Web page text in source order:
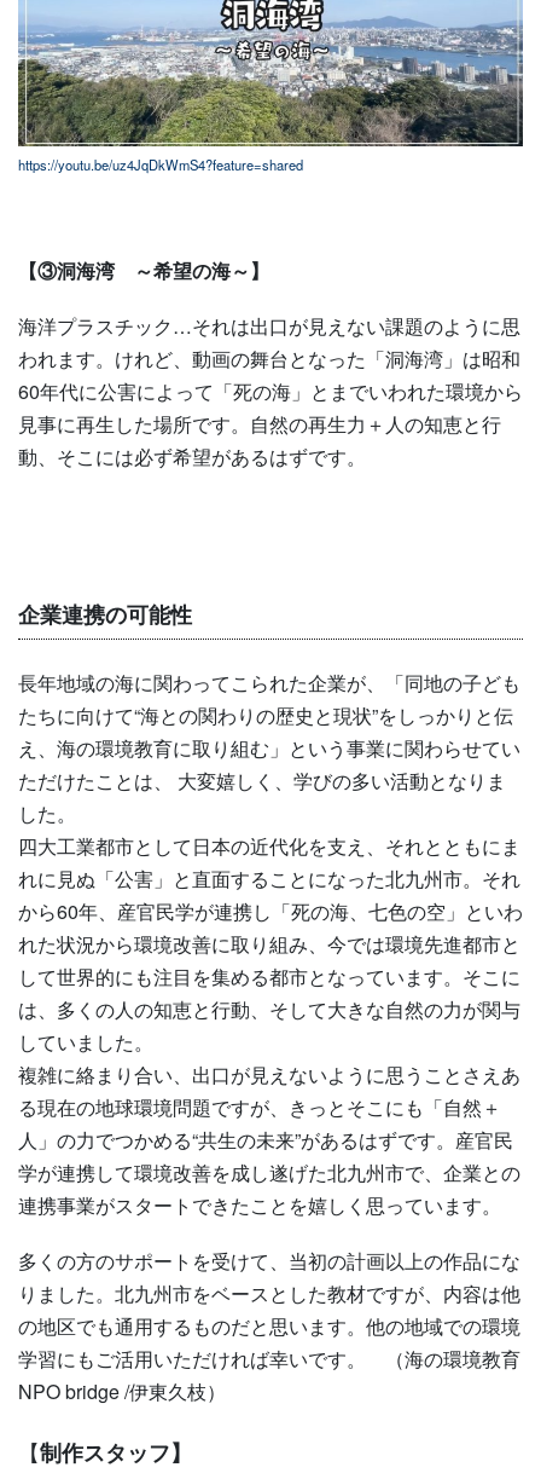
https://youtu.be/uz4JqDkWmS4?feature=shared
【③洞海湾 ～希望の海～】
海洋プラスチック…それは出口が見えない課題のように思
われます。けれど、動画の舞台となった「洞海湾」は昭和
60年代に公害によって「死の海」とまでいわれた環境から
見事に再生した場所です。自然の再生力＋人の知恵と行
動、そこには必ず希望があるはずです。
企業連携の可能性
長年地域の海に関わってこられた企業が、「同地の子ども
たちに向けて“海との関わりの歴史と現状”をしっかりと伝
え、海の環境教育に取り組む」という事業に関わらせてい
ただけたことは、 大変嬉しく、学びの多い活動となりま
した。
四大工業都市として日本の近代化を支え、それとともにま
れに見ぬ「公害」と直面することになった北九州市。それ
から60年、産官民学が連携し「死の海、七色の空」といわ
れた状況から環境改善に取り組み、今では環境先進都市と
して世界的にも注目を集める都市となっています。そこに
は、多くの人の知恵と行動、そして大きな自然の力が関与
していました。
複雑に絡まり合い、出口が見えないように思うことさえあ
る現在の地球環境問題ですが、きっとそこにも「自然＋
人」の力でつかめる“共生の未来”があるはずです。産官民
学が連携して環境改善を成し遂げた北九州市で、企業との
連携事業がスタートできたことを嬉しく思っています。
多くの方のサポートを受けて、当初の計画以上の作品にな
りました。北九州市をベースとした教材ですが、内容は他
の地区でも通用するものだと思います。他の地域での環境
学習にもご活用いただければ幸いです。 （海の環境教育
NPO bridge /伊東久枝）
【制作スタッフ】